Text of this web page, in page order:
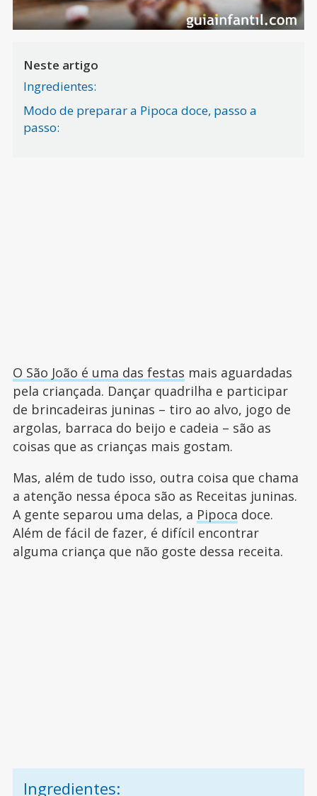
Neste artigo
Ingredientes:
Modo de preparar a Pipoca doce, passo a
passo:
O São João é uma das festas mais aguardadas
pela criançada. Dançar quadrilha e participar
de brincadeiras juninas – tiro ao alvo, jogo de
argolas, barraca do beijo e cadeia – são as
coisas que as crianças mais gostam.
Mas, além de tudo isso, outra coisa que chama
a atenção nessa época são as Receitas juninas.
A gente separou uma delas, a Pipoca doce.
Além de fácil de fazer, é difícil encontrar
alguma criança que não goste dessa receita.
Ingredientes: